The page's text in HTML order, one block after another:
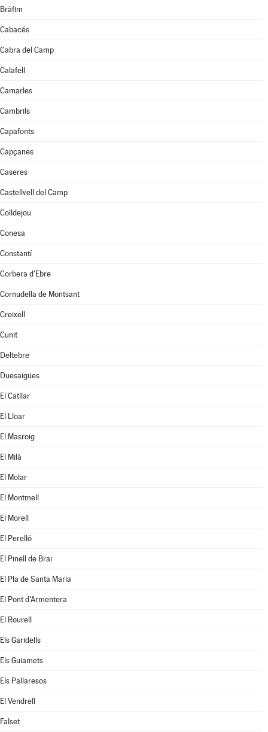
Bràfim
Cabacés
Cabra del Camp
Calafell
Camarles
Cambrils
Capafonts
Capçanes
Caseres
Castellvell del Camp
Colldejou
Conesa
Constantí
Corbera d'Ebre
Cornudella de Montsant
Creixell
Cunit
Deltebre
Duesaigües
El Catllar
El Lloar
El Masroig
El Milà
El Molar
El Montmell
El Morell
El Perelló
El Pinell de Brai
El Pla de Santa Maria
El Pont d'Armentera
El Rourell
Els Garidells
Els Guiamets
Els Pallaresos
El Vendrell
Falset